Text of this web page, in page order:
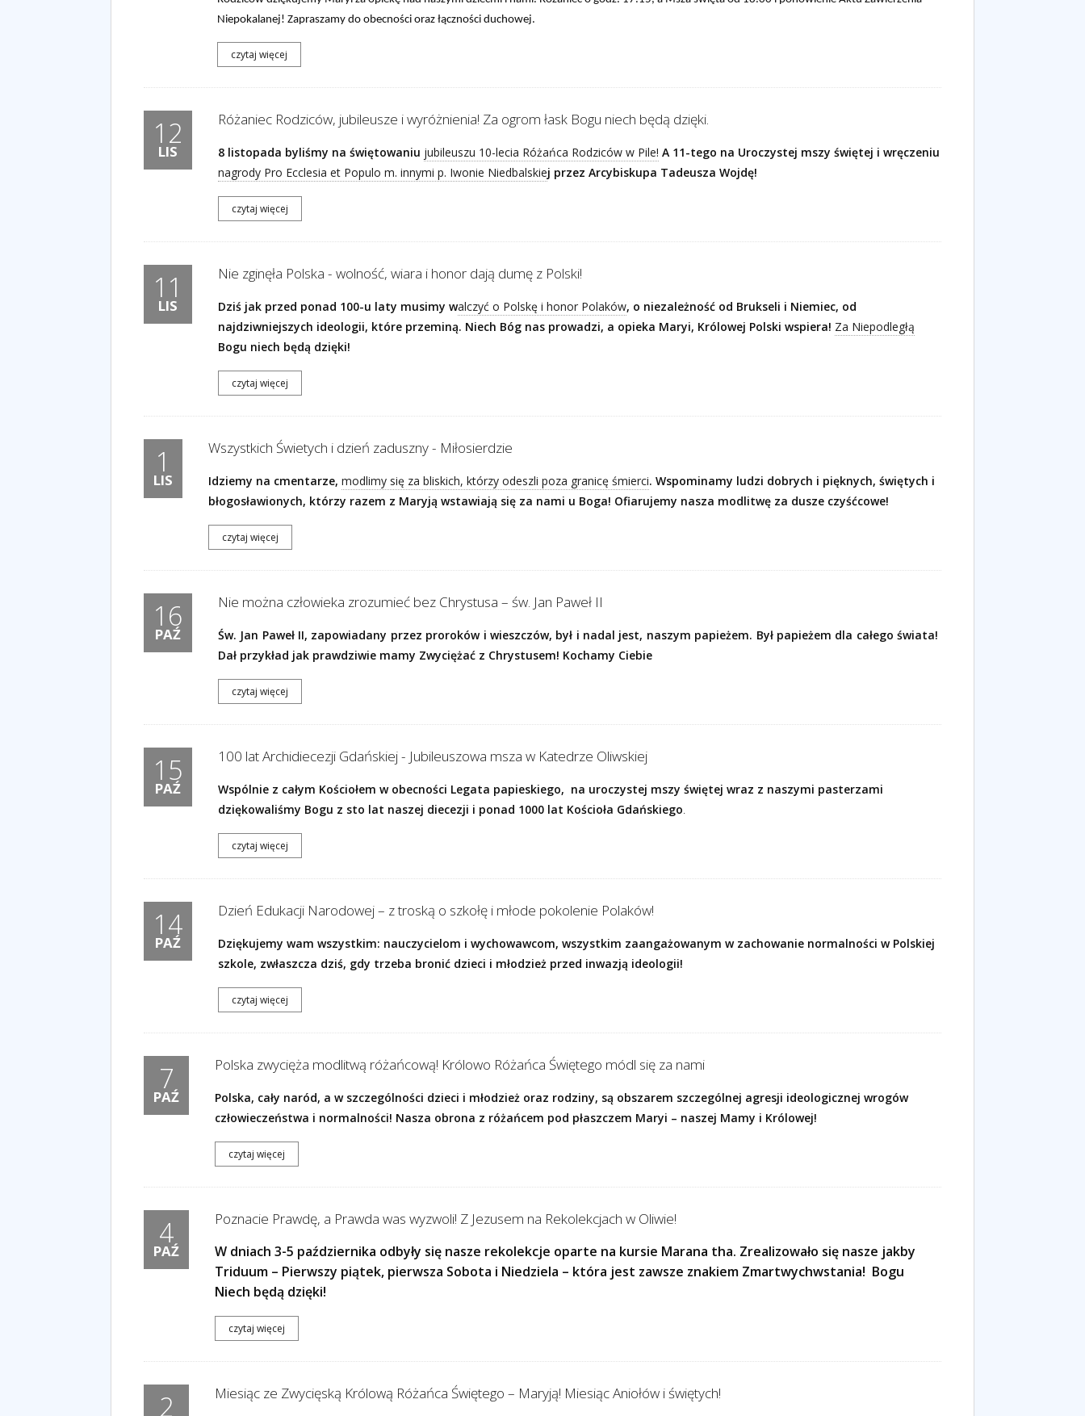
Niepokalanej! Zapraszamy do obecności oraz łączności duchowej.
czytaj więcej
12
LIS
Różaniec Rodziców, jubileusze i wyróżnienia! Za ogrom łask Bogu niech będą dzięki.
8 listopada byliśmy na świętowaniu jubileuszu 10-lecia Różańca Rodziców w Pile! A 11-tego na Uroczystej mszy świętej i wręczeniu
nagrody Pro Ecclesia et Populo m. innymi p. Iwonie Niedbalskiej przez Arcybiskupa Tadeusza Wojdę!
czytaj więcej
11
LIS
Nie zginęła Polska - wolność, wiara i honor dają dumę z Polski!
Dziś jak przed ponad 100-u laty musimy walczyć o Polskę i honor Polaków, o niezależność od Brukseli i Niemiec, od
najdziwniejszych ideologii, które przeminą. Niech Bóg nas prowadzi, a opieka Maryi, Królowej Polski wspiera! Za Niepodległą
Bogu niech będą dzięki!
czytaj więcej
1
LIS
Wszystkich Świetych i dzień zaduszny - Miłosierdzie
Idziemy na cmentarze, modlimy się za bliskich, którzy odeszli poza granicę śmierci. Wspominamy ludzi dobrych i pięknych, świętych i
błogosławionych, którzy razem z Maryją wstawiają się za nami u Boga! Ofiarujemy nasza modlitwę za dusze czyśćcowe!
czytaj więcej
16
PAŹ
Nie można człowieka zrozumieć bez Chrystusa – św. Jan Paweł II
Św. Jan Paweł II, zapowiadany przez proroków i wieszczów, był i nadal jest, naszym papieżem. Był papieżem dla całego świata!
Dał przykład jak prawdziwie mamy Zwyciężać z Chrystusem! Kochamy Ciebie
czytaj więcej
15
PAŹ
100 lat Archidiecezji Gdańskiej - Jubileuszowa msza w Katedrze Oliwskiej
Wspólnie z całym Kościołem w obecności Legata papieskiego, na uroczystej mszy świętej wraz z naszymi pasterzami
dziękowaliśmy Bogu z sto lat naszej diecezji i ponad 1000 lat Kościoła Gdańskiego
czytaj więcej
14
PAŹ
Dzień Edukacji Narodowej – z troską o szkołę i młode pokolenie Polaków!
Dziękujemy wam wszystkim: nauczycielom i wychowawcom, wszystkim zaangażowanym w zachowanie normalności w Polskiej
szkole, zwłaszcza dziś, gdy trzeba bronić dzieci i młodzież przed inwazją ideologii!
czytaj więcej
7
PAŹ
Polska zwycięża modlitwą różańcową! Królowo Różańca Świętego módl się za nami
Polska, cały naród, a w szczególności dzieci i młodzież oraz rodziny, są obszarem szczególnej agresji ideologicznej wrogów
człowieczeństwa i normalności! Nasza obrona z różańcem pod płaszczem Maryi – naszej Mamy i Królowej!
czytaj więcej
4
PAŹ
Poznacie Prawdę, a Prawda was wyzwoli! Z Jezusem na Rekolekcjach w Oliwie!
W dniach 3-5 października odbyły się nasze rekolekcje oparte na kursie Marana tha. Zrealizowało się nasze jakby
Triduum – Pierwszy piątek, pierwsza Sobota i Niedziela – która jest zawsze znakiem Zmartwychwstania! Bogu
Niech będą dzięki!
czytaj więcej
2 Miesiąc ze Zwycięską Królową Różańca Świętego – Maryją! Miesiąc Aniołów i świętych!